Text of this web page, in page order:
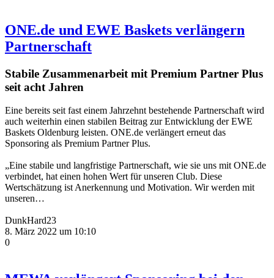
ONE.de und EWE Baskets verlängern
Partnerschaft
Stabile Zusammenarbeit mit Premium Partner Plus
seit acht Jahren
Eine bereits seit fast einem Jahrzehnt bestehende Partnerschaft wird
auch weiterhin einen stabilen Beitrag zur Entwicklung der EWE
Baskets Oldenburg leisten. ONE.de verlängert erneut das
Sponsoring als Premium Partner Plus.
„Eine stabile und langfristige Partnerschaft, wie sie uns mit ONE.de
verbindet, hat einen hohen Wert für unseren Club. Diese
Wertschätzung ist Anerkennung und Motivation. Wir werden mit
unseren…
DunkHard23
8. März 2022 um 10:10
0